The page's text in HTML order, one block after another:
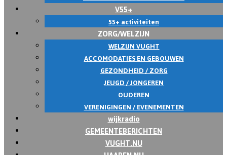
V55+
55+ activiteiten
ZORG/WELZIJN
WELZIJN VUGHT
ACCOMODATIES EN GEBOUWEN
GEZONDHEID / ZORG
JEUGD / JONGEREN
OUDEREN
VERENIGINGEN / EVENEMENTEN
wijkradio
GEMEENTEBERICHTEN
VUGHT.NU